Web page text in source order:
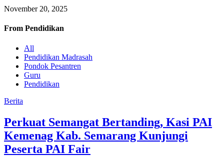
November 20, 2025
From Pendidikan
All
Pendidikan Madrasah
Pondok Pesantren
Guru
Pendidikan
Berita
Perkuat Semangat Bertanding, Kasi PAI
Kemenag Kab. Semarang Kunjungi
Peserta PAI Fair